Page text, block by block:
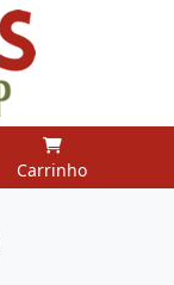
Carrinho